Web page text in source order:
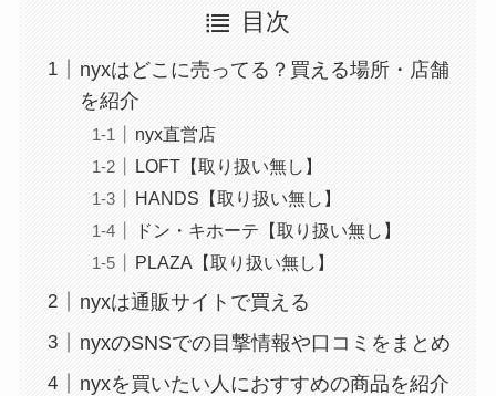
目次
nyxはどこに売ってる？買える場所・店舗
を紹介
nyx直営店
LOFT【取り扱い無し】
HANDS【取り扱い無し】
ドン・キホーテ【取り扱い無し】
PLAZA【取り扱い無し】
nyxは通販サイトで買える
nyxのSNSでの目撃情報や口コミをまとめ
nyxを買いたい人におすすめの商品を紹介